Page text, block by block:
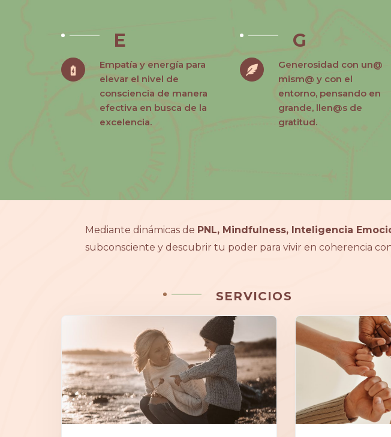
E
Empatía y energía para
elevar el nivel de
consciencia de manera
efectiva en busca de la
excelencia.
G
Generosidad con un@
mism@ y con el
entorno, pensando en
grande, llen@s de
gratitud.
Mediante dinámicas de PNL, Mindfulness, Inteligencia
subconsciente y descubrir tu poder para vivir en coherencia
SERVICIOS